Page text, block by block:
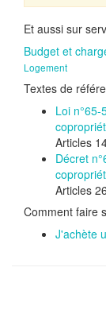
Et aussi sur
Budget et
Logement
Textes de
Loi
Articles
Décret
Articles
Comment faire
J'achète